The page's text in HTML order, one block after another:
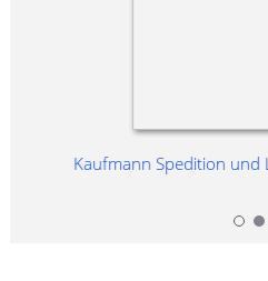
Kaufmann Spedition und